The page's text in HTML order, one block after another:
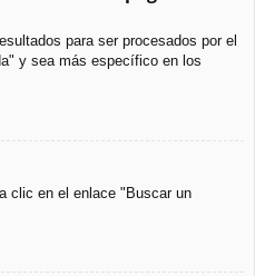
para ser procesados por el
y sea más específico en los
clic en el enlace "Buscar un